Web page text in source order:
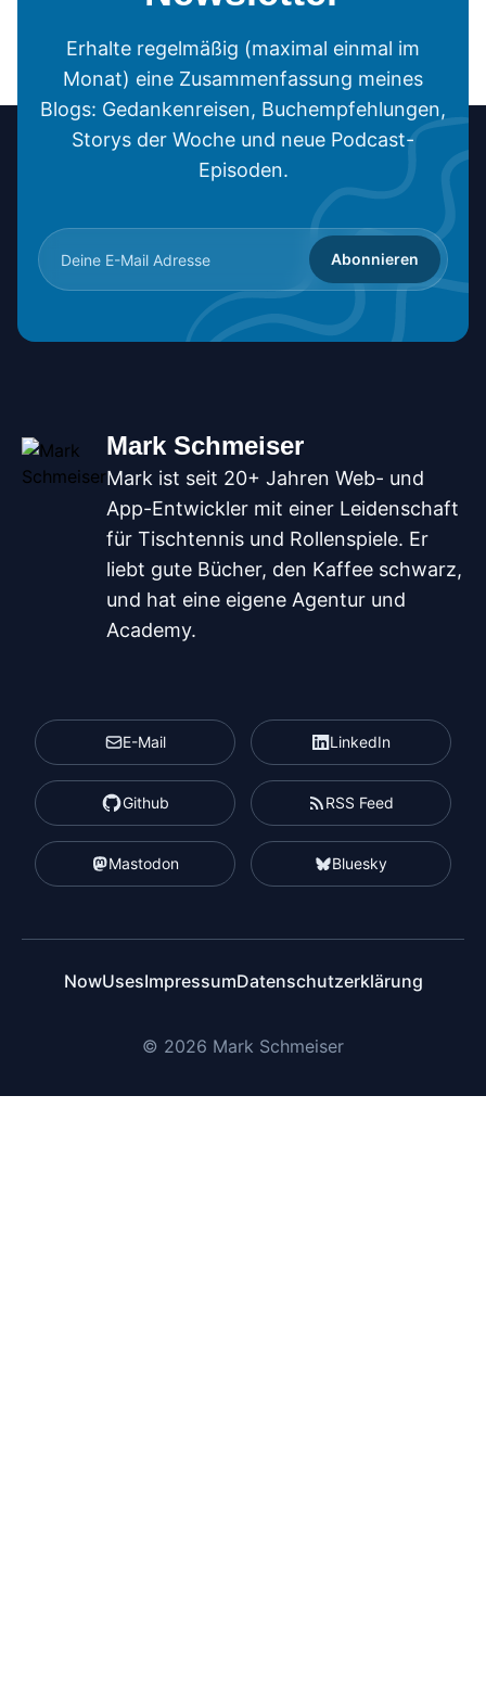
Erhalte regelmäßig (maximal einmal im
Monat) eine Zusammenfassung meines
Blogs: Gedankenreisen, Buchempfehlungen,
Storys der Woche und neue Podcast-
Episoden.
Abonnieren
Mark Schmeiser
Mark ist seit 20+ Jahren Web- und
App-Entwickler mit einer Leidenschaft
für Tischtennis und Rollenspiele. Er
liebt gute Bücher, den Kaffee schwarz,
und hat eine eigene Agentur und
Academy.
E-Mail LinkedIn
Github RSS Feed
Mastodon Bluesky
NowUsesImpressumDatenschutzerklärung
© 2026 Mark Schmeiser